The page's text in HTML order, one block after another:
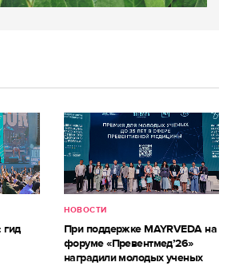
гид
НОВОСТИ
При поддержке MAYRVEDA на
форуме «Превентмед’26»
наградили молодых ученых